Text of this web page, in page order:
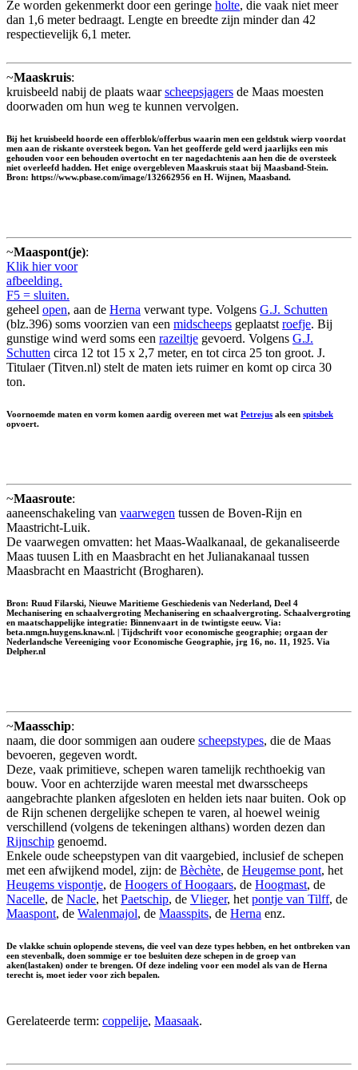
Ze worden gekenmerkt door een geringe holte, die vaak niet meer
dan 1,6 meter bedraagt. Lengte en breedte zijn minder dan 42
respectievelijk 6,1 meter.
~Maaskruis:
kruisbeeld nabij de plaats waarscheepsjagers de Maas moesten
doorwaden om hun weg te kunnen vervolgen.
Bij het kruisbeeld hoorde een offerblok/offerbus waarin men een geldstuk wierp voordat
men aan de riskante oversteek begon. Van het geofferde geld werd jaarlijks een mis
gehouden voor een behouden overtocht en ter nagedachtenis aan hen die de oversteek
niet overleefd hadden. Het enige overgebleven Maaskruis staat bij Maasband-Stein.
Bron: https://www.pbase.com/image/132662956 en H. Wijnen, Maasband.
~Maaspont(je):
Klik hier voor
afbeelding.
F5 = sluiten.
geheel open, aan de Herna verwant type. Volgens G.J. Schutten
(blz.396) soms voorzien van een midscheeps geplaatst roefje. Bij
gunstige wind werd soms een razeiltje gevoerd. Volgens G.J.
Schutten circa 12 tot 15 x 2,7 meter, en tot circa 25 ton groot. J.
Titulaer (Titven.nl) stelt de maten iets ruimer en komt op circa 30
ton.
Voornoemde maten en vorm komen aardig overeen met wat Petrejus als een spitsbek
opvoert.
~Maasroute:
aaneenschakeling van vaarwegen tussen de Boven-Rijn en
Maastricht-Luik.
De vaarwegen omvatten: het Maas-Waalkanaal, de gekanaliseerde
Maas tuusen Lith en Maasbracht en het Julianakanaal tussen
Maasbracht en Maastricht (Brogharen).
Bron: Ruud Filarski, Nieuwe Maritieme Geschiedenis van Nederland, Deel 4
Mechanisering en schaalvergroting Mechanisering en schaalvergroting. Schaalvergroting
en maatschappelijke integratie: Binnenvaart in de twintigste eeuw. Via:
beta.nmgn.huygens.knaw.nl. | Tijdschrift voor economische geographie; orgaan der
Nederlandsche Vereeniging voor Economische Geographie, jrg 16, no. 11, 1925. Via
Delpher.nl
~Maasschip:
naam, die door sommigen aan oudere scheepstypes, die de Maas
bevoeren, gegeven wordt.
Deze, vaak primitieve, schepen waren tamelijk rechthoekig van
bouw. Voor en achterzijde waren meestal met dwarsscheeps
aangebrachte planken afgesloten en helden iets naar buiten. Ook op
de Rijn schenen dergelijke schepen te varen, al hoewel weinig
verschillend (volgens de tekeningen althans) worden dezen dan
Rijnschip genoemd.
Enkele oude scheepstypen van dit vaargebied, inclusief de schepen
met een afwijkend model, zijn: de Bèchète, de Heugemse pont, het
Heugems vispontje, de Hoogers of Hoogaars, de Hoogmast, de
Nacelle, de Nacle, het Paetschip, de Vlieger, het pontje van Tilff, de
Maaspont, de Walenmajol, de Maasspits, de Herna enz.
De vlakke schuin oplopende stevens, die veel van deze types hebben, en het ontbreken van
een stevenbalk, doen sommige er toe besluiten deze schepen in de groep van
aken(lastaken) onder te brengen. Of deze indeling voor een model als van de Herna
terecht is, moet ieder voor zich bepalen.
Gerelateerde term: coppelije, Maasaak.